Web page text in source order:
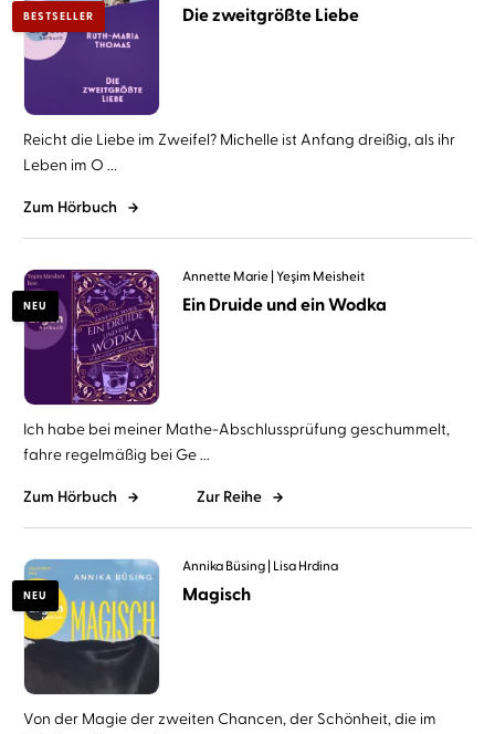
BESTSELLER Die zweitgrößte Liebe
Reicht die Liebe im Zweifel? Michelle ist Anfang dreißig, als ihr
Leben im O ...
Zum Hörbuch
NEU
Annette Marie Yeşim Meisheit
Ein Druide und ein Wodka
Ich habe bei meiner Mathe-Abschlussprüfung geschummelt,
fahre regelmäßig bei Ge ...
Zum Hörbuch Zur Reihe
NEU
Annika Büsing Lisa Hrdina
Magisch
Von der Magie der zweiten Chancen, der Schönheit, die im